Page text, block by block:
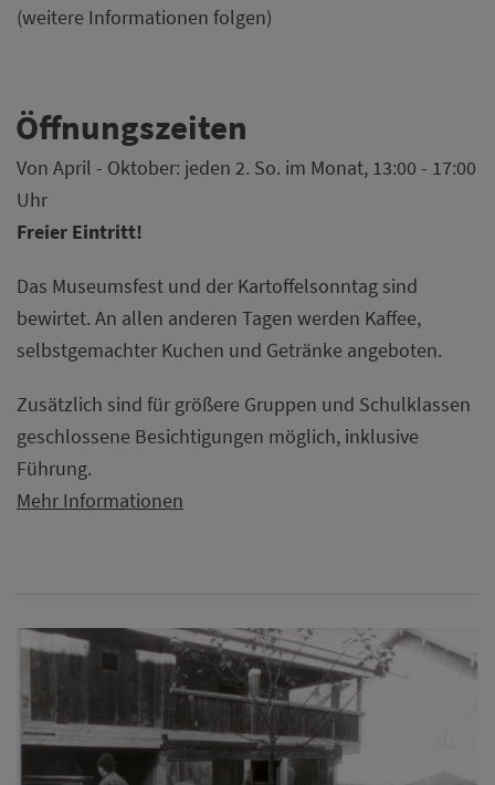
(weitere Informationen folgen)
Öffnungszeiten
Von April - Oktober: jeden 2. So. im Monat, 13:00 - 17:00
Uhr
Freier Eintritt!
Das Museumsfest und der Kartoffelsonntag sind
bewirtet. An allen anderen Tagen werden Kaffee,
selbstgemachter Kuchen und Getränke angeboten.
Zusätzlich sind für größere Gruppen und Schulklassen
geschlossene Besichtigungen möglich, inklusive
Führung.
Mehr Informationen